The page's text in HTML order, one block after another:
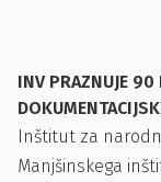
INV PRAZNUJE 90
Inštitut za
Manjšinskega